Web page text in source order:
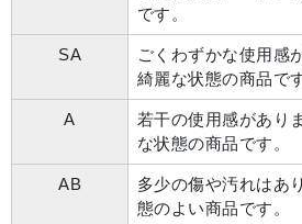
です。
SA
ごくわずかな使用感
綺麗な状態の商品です
A
若干の使用感があり
な状態の商品です。
AB
多少の傷や汚れはあ
態のよい商品です。